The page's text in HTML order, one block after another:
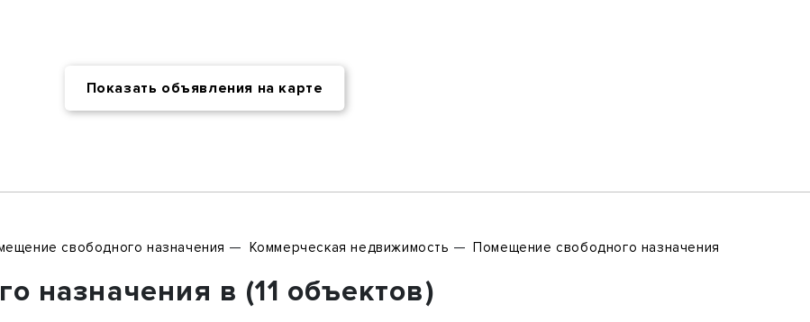
Показать объявления на карте
свободного назначения Коммерческая недвижимость Помещение свободного назначения
назначения в (11 объектов)